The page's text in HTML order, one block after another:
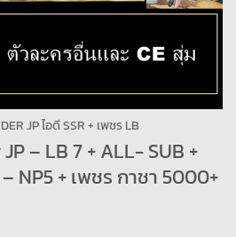
JP ไอดี SSR + เพชร LB
– LB 7 + ALL- SUB +
NP5 + เพชร กาชา 5000+